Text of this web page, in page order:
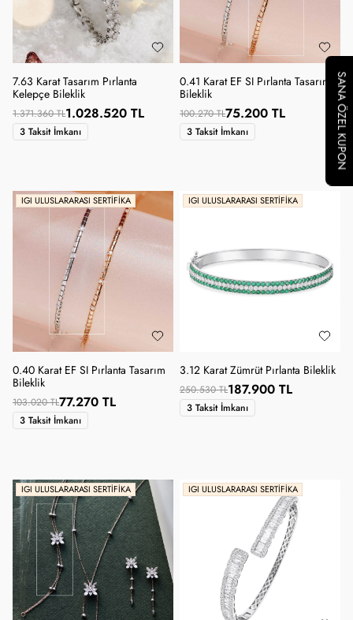
7.63 Karat Tasarım Pırlanta
Kelepçe Bileklik
1.371.360 TL1.028.520 TL
3 Taksit İmkanı
0.41 Karat EF SI Pırlanta Tasarım
Bileklik
100.270 TL75.200 TL
3 Taksit İmkanı
IGI ULUSLARARASI SERTIFIKA
0.40 Karat EF SI Pırlanta Tasarım
Bileklik
103.020 TL77.270 TL
3 Taksit İmkanı
IGI ULUSLARARASI SERTIFIKA
3.12 Karat Zümrüt Pırlanta Bileklik
250.530 TL187.900 TL
3 Taksit İmkanı
IGI ULUSLARARASI SERTIFIKA IGI ULUSLARARASI SERTIFIKA
SANA ÖZEL KUPON